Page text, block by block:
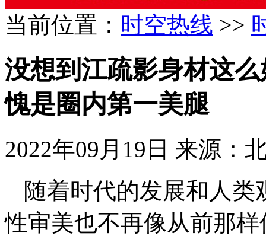
当前位置： 时空热线 >>
没想到江疏影身材这
愧是圈内第一美腿
2022年09月19日 来源：
随着时代的发展和人
性审美也不再像从前那